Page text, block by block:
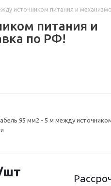
источником питания и
питания и
по РФ!
95 мм2 - 5 м между